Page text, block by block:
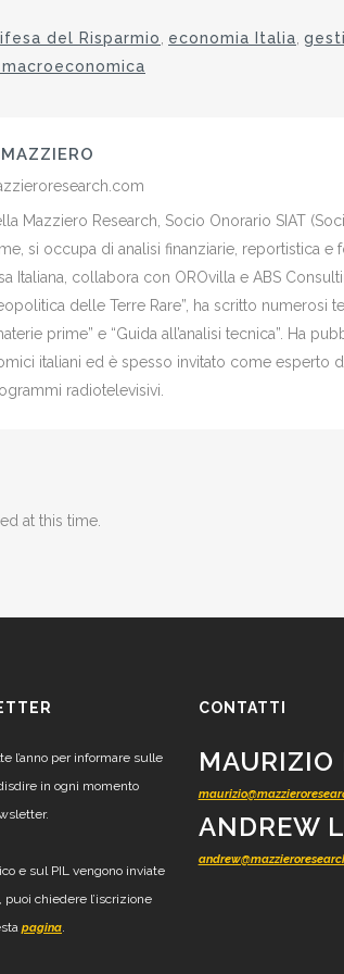
del Risparmio economia Italia
Mazziero Research, Socio Onorario SIAT
si occupa di analisi finanziarie, reportistica
Italiana, collabora con OROvilla e ABS
delle Terre Rare”, ha scritto numerosi
prime” e “Guida all’analisi tecnica”. Ha
italiani ed è spesso invitato come esperto
radiotelevisivi.
at this time.
l’anno per informare sulle
in ogni momento
e sul PIL vengono inviate
chiedere l’iscrizione
pagina
CONTATTI
MAURIZIO
ANDREW